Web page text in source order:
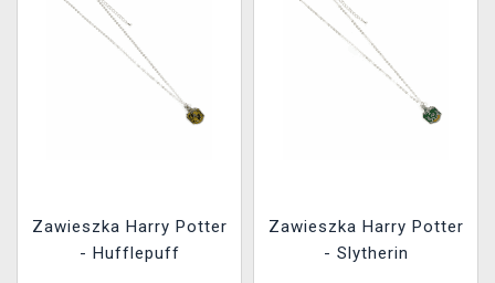
Zawieszka Harry Potter
- Hufflepuff
Zawieszka Harry Potter
- Slytherin